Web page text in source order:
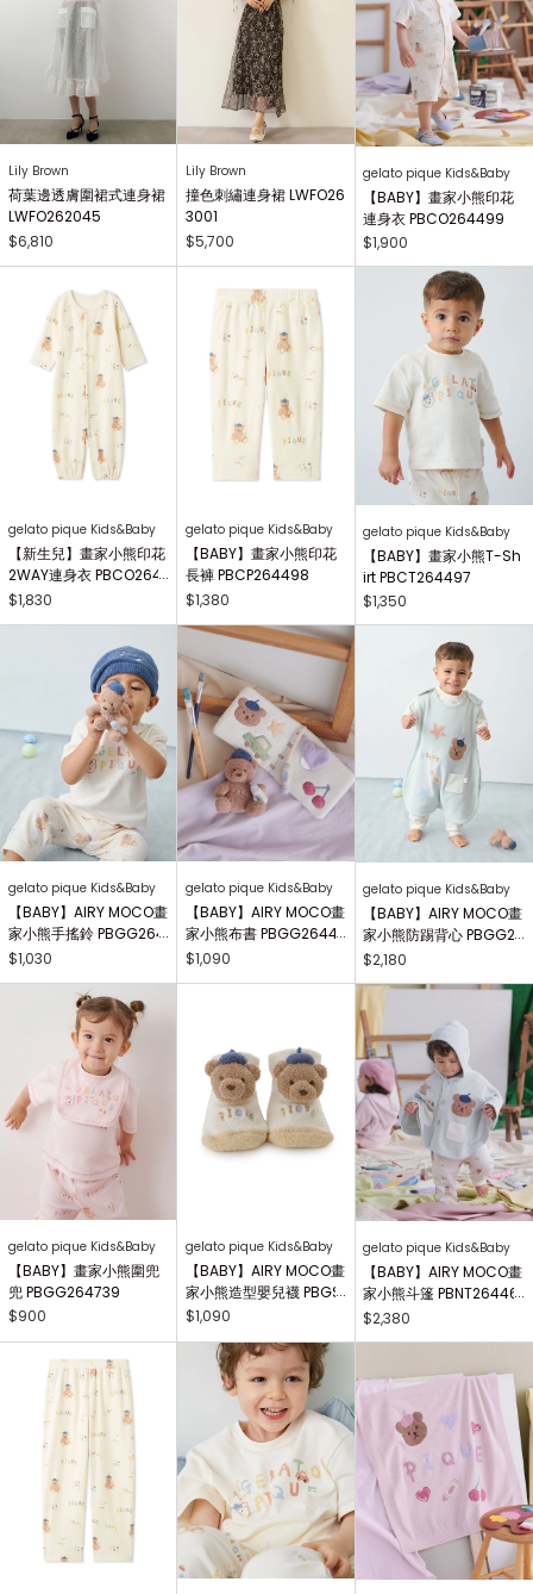
Lily Brown
荷葉邊透膚圍裙式連身裙
LWFO262045
$6,810
Lily Brown
撞色刺繡連身裙 LWFO26
3001
$5,700
gelato pique Kids&Baby
【BABY】畫家小熊印花
連身衣 PBCO264499
$1,900
gelato pique Kids&Baby
【新生兒】畫家小熊印花
2WAY連身衣 PBCO264
738
$1,830
gelato pique Kids&Baby
【BABY】畫家小熊印花
長褲 PBCP264498
$1,380
gelato pique Kids&Baby
【BABY】畫家小熊T-Sh
irt PBCT264497
$1,350
gelato pique Kids&Baby
【BABY】AIRY MOCO畫
家小熊手搖鈴 PBGG264
414
$1,030
gelato pique Kids&Baby
【BABY】AIRY MOCO畫
家小熊布書 PBGG26441
8
$1,090
gelato pique Kids&Baby
【BABY】AIRY MOCO畫
家小熊防踢背心 PBGG2
64465
$2,180
gelato pique Kids&Baby
【BABY】畫家小熊圍兜
兜 PBGG264739
$900
gelato pique Kids&Baby
【BABY】AIRY MOCO畫
家小熊造型嬰兒襪 PBGS
264415
$1,090
gelato pique Kids&Baby
【BABY】AIRY MOCO畫
家小熊斗篷 PBNT26446
4
$2,380